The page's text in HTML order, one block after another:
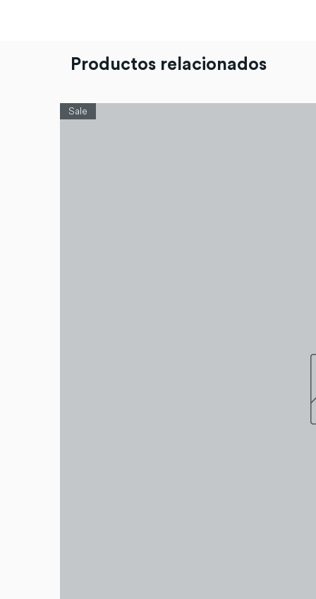
Productos relacionados
Sale